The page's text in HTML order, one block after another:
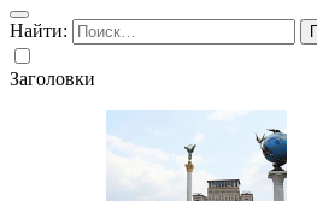
Найти:
Заголовки